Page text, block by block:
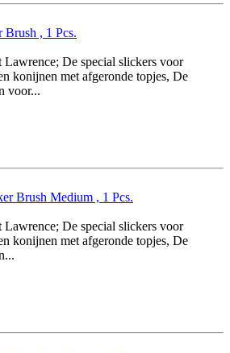
, 1 Pcs.
Lawrence; De special slickers voor
konijnen met afgeronde topjes, De
voor...
Brush Medium , 1 Pcs.
Lawrence; De special slickers voor
konijnen met afgeronde topjes, De